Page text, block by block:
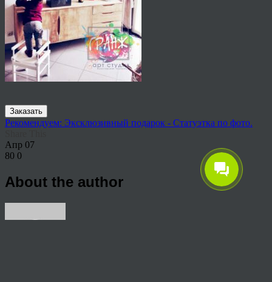
Заказать
Рекомендуем: Эксклюзивный подарок - Статуэтка по фото.
Апр 07
80 0
About the author